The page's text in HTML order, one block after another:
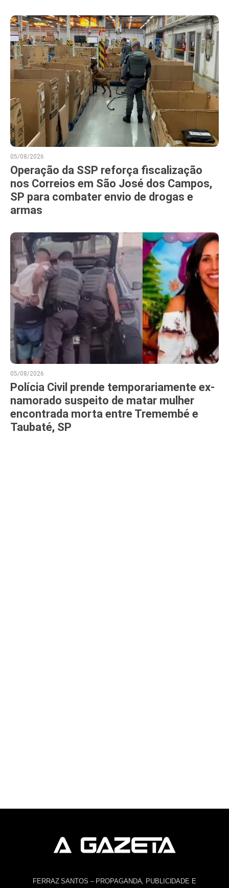
05/08/2026
Operação da SSP reforça fiscalização
nos Correios em São José dos Campos,
SP para combater envio de drogas e
armas
05/08/2026
Polícia Civil prende temporariamente ex-
namorado suspeito de matar mulher
encontrada morta entre Tremembé e
Taubaté, SP
FERRAZ SANTOS – PROPAGANDA, PUBLICIDADE E